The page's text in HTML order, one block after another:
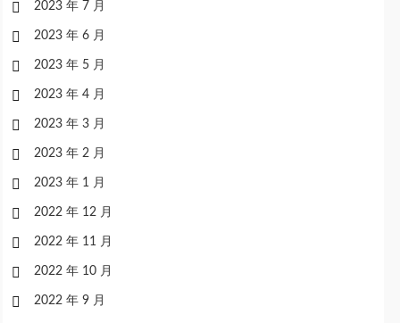
2023 年 7 月
2023 年 6 月
2023 年 5 月
2023 年 4 月
2023 年 3 月
2023 年 2 月
2023 年 1 月
2022 年 12 月
2022 年 11 月
2022 年 10 月
2022 年 9 月